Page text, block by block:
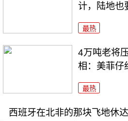
计，陆地也
最热
4万吨老将
相：美菲仔
最热
西班牙在北非的那块飞地休